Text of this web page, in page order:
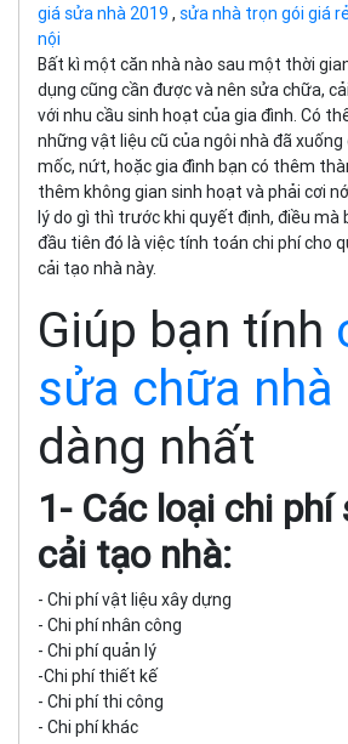
giá sửa nhà 2019 , sửa nhà trọn gói giá
nội
Bất kì một căn nhà nào sau một thời
dụng cũng cần được và nên sửa chữa,
với nhu cầu sinh hoạt của gia đình. Có
những vật liệu cũ của ngôi nhà đã
mốc, nứt, hoặc gia đình bạn có thêm
thêm không gian sinh hoạt và phải cơi
lý do gì thì trước khi quyết định, điều mà
đầu tiên đó là việc tính toán chi phí cho
cải tạo nhà này.
Giúp bạn tính
sửa chữa nhà
dàng nhất
1- Các loại chi phí
cải tạo nhà:
- Chi phí vật liệu xây dựng
- Chi phí nhân công
- Chi phí quản lý
-Chi phí thiết kế
- Chi phí thi công
- Chi phí khác